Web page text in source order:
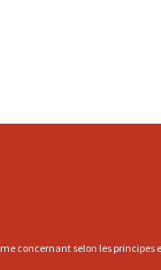
concernant selon les